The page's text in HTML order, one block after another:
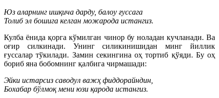
Юз аларнинг ишқича дарду, балоу ғуссага
Толиб эл бошига келган можарода истангиз.
Кулба ёнида қорга кўмилган чинор бу ноладан кучланади. Ва
оғир силкинади. Унинг силикинишидан минг йиллик
ғуссалар тўкилади. Замин секингина оҳ тортиб қўяди. Бу оҳ
бориб яна бобомнинг қалбига чирмашади:
Эйки истарсиз саводул важҳ фиддорайндин,
Бохабар бўлмоқ мени юзи қарода истангиз.